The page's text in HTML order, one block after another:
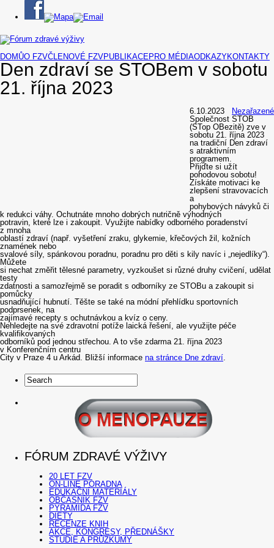
DOMŮO FZVČLENOVÉ FZVPUBLIKACEPRO MÉDIAODKAZYKONTAKTY
Den zdraví se STOBem v sobotu
21. října 2023
6.10.2023
Nezařazené
Společnost STOB
(STop OBezitě) zve v
sobotu 21. října 2023
na tradiční Den zdraví
s atraktivním
programem.
Přijďte si užít
pohodovou sobotu!
Získáte motivaci ke
zlepšení stravovacích
a
pohybových návyků či
k redukci váhy. Ochutnáte mnoho dobrých nutričně výhodných
potravin, které lze i zakoupit. Využijte nabídky odborného poradenství
z mnoha
oblastí zdraví (např. vyšetření zraku, glykemie, křečových žil, kožních
znamének nebo
svalové síly, spánkovou poradnu, poradnu pro děti s kily navíc i „nejedlíky“).
Můžete
si nechat změřit tělesné parametry, vyzkoušet si různé druhy cvičení, udělat
testy
zdatnosti a samozřejmě se poradit s odborníky ze STOBu a zakoupit si
pomůcky
usnadňující hubnutí. Těšte se také na módní přehlídku sportovních
podprsenek, na
zajímavé recepty s ochutnávkou a kvíz o ceny.
Nehledejte na své zdravotní potíže laická řešení, ale využijte péče
kvalifikovaných
odborníků pod jednou střechou. A to vše zdarma 21. října 2023
v Konferenčním centru
City v Praze 4 u Arkád. Bližší informace na stránce Dne zdraví.
FÓRUM ZDRAVÉ VÝŽIVY
20 LET FZV
ON-LINE PORADNA
EDUKAČNÍ MATERIÁLY
OBČASNÍK FZV
PYRAMIDA FZV
DIETY
RECENZE KNIH
AKCE, KONGRESY, PŘEDNÁŠKY
STUDIE A PRŮZKUMY